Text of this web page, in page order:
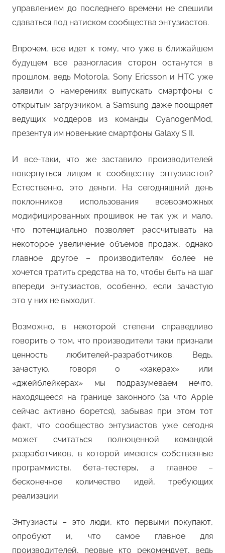
управлением до последнего времени не спешили
сдаваться под натиском сообщества энтузиастов.
Впрочем, все идет к тому, что уже в ближайшем
будущем все разногласия сторон останутся в
прошлом, ведь Motorola, Sony Ericsson и HTC уже
заявили о намерениях выпускать смартфоны с
открытым загрузчиком, а Samsung даже поощряет
ведущих моддеров из команды CyanogenMod,
презентуя им новенькие смартфоны Galaxy S II.
И все-таки, что же заставило производителей
повернуться лицом к сообществу энтузиастов?
Естественно, это деньги. На сегодняшний день
поклонников использования всевозможных
модифицированных прошивок не так уж и мало,
что потенциально позволяет рассчитывать на
некоторое увеличение объемов продаж, однако
главное другое – производителям более не
хочется тратить средства на то, чтобы быть на шаг
впереди энтузиастов, особенно, если зачастую
это у них не выходит.
Возможно, в некоторой степени справедливо
говорить о том, что производители таки признали
ценность любителей-разработчиков. Ведь,
зачастую, говоря о «хакерах» или
«джейблейкерах» мы подразумеваем нечто,
находящееся на границе законного (за что Apple
сейчас активно борется), забывая при этом тот
факт, что сообщество энтузиастов уже сегодня
может считаться полноценной командой
разработчиков, в которой имеются собственные
программисты, бета-тестеры, а главное –
бесконечное количество идей, требующих
реализации.
Энтузиасты – это люди, кто первыми покупают,
опробуют и, что самое главное для
производителей, первые кто рекомендует, ведь